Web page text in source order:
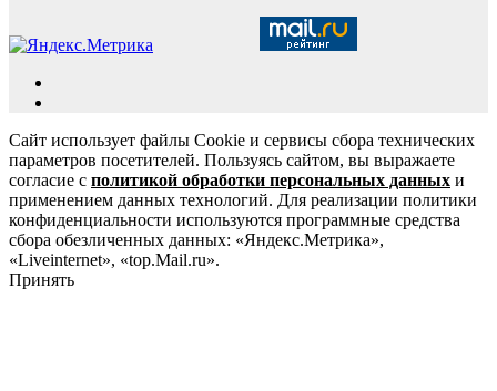
Сайт использует файлы Cookie и сервисы сбора технических
параметров посетителей. Пользуясь сайтом, вы выражаете
согласие с политикой обработки персональных данных и
применением данных технологий. Для реализации политики
конфиденциальности используются программные средства
сбора обезличенных данных: «Яндекс.Метрика»,
«Liveinternet», «top.Mail.ru».
Принять